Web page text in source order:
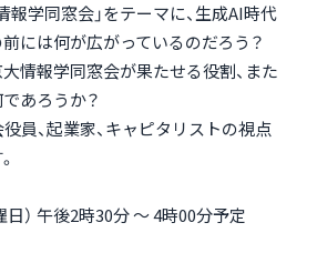
報学同窓会」をテーマに、生成AI時代
には何が広がっているのだろう？
情報学同窓会が果たせる役割、また
あろうか？
役員、起業家、キャピタリストの視点
日） 午後2時30分 ～ 4時00分予定